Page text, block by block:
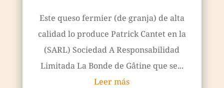
Este queso fermier (de granja) de alta
calidad lo produce Patrick Cantet en la
(SARL) Sociedad A Responsabilidad
Limitada La Bonde de Gâtine que se...
Leer más